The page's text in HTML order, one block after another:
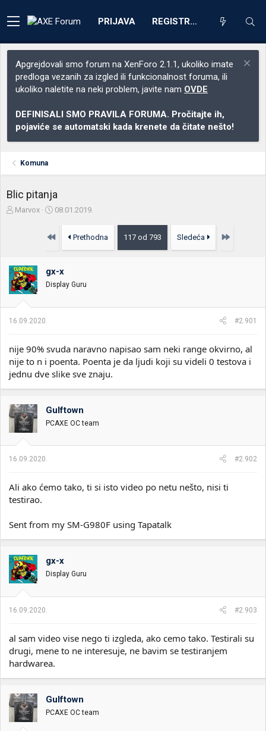
PRIJAVA REGISTRACIJA
Apgrejdovali smo forum na XenForo 2.1.1, ukoliko imate
predloga vezanih za izgled ili funkcionalnost foruma, ili
ukoliko naletite na neki problem, javite nam OVDE
DEFINISALI SMO PRAVILA FORUMA. Pročitajte ih,
pojaviće se automatski kada krenete da čitate nešto!
Komuna
Blic pitanja
Z
i
k
t
e
m
Marvox
D
u
o
k
e
j
a
08.01.2019.
Prvo Prethodna 117 od 793 Sledeća Poslednja
gx-x
Display Guru
16.09.2020. #2.901
nije 90% svuda naravno napisao sam neki range okvirno, al
nije to n i poenta. Poenta je da ljudi koji su videli 0 testova i
jednu dve slike sve znaju.
Gulftown
PCAXE OC team
16.09.2020. #2.902
Ali ako ćemo tako, ti si isto video po netu nešto, nisi ti
testirao.
Sent from my SM-G980F using Tapatalk
gx-x
Display Guru
16.09.2020. #2.903
al sam video vise nego ti izgleda, ako cemo tako. Testirali su
drugi, mene to ne interesuje, ne bavim se testiranjem
hardwarea.
Gulftown
PCAXE OC team